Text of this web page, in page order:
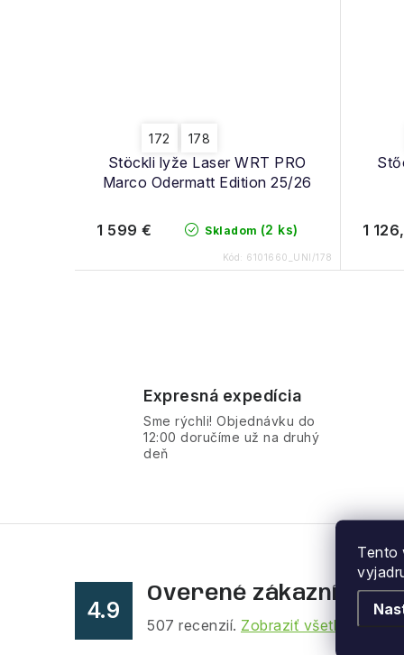
Tento
Stöckli lyže Laser WRT PRO
Marco Odermatt Edition 25/26
172 178
Skladom (2 ks)
1 599 €
Kód: 6101660_UNI/178
1
c
e
p
r
Expresná expedícia
Sme rýchli! Objednávku do
12:00 doručíme už na druhý
deň
4.9
Overené zákazníkmi
507 recenzií. Zobraziť všetky recenzie